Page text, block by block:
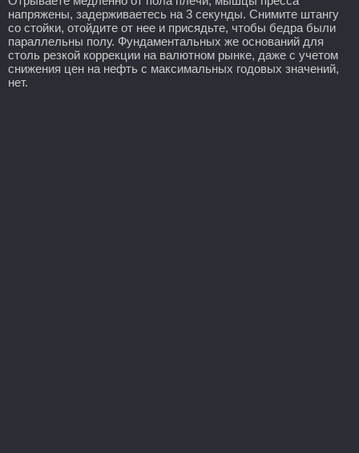
напряжены, задерживаетесь на 3 секунды. Снимите штангу
со стойки, отойдите от нее и присядьте, чтобы бедра были
параллельны полу. Фундаментальных же оснований для
столь резкой коррекции на валютном рынке, даже с учетом
снижения цен на нефть с максимальных годовых значений,
нет.